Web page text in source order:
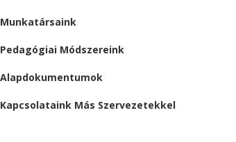
Munkatársaink
Pedagógiai Módszereink
Alapdokumentumok
Kapcsolataink Más Szervezetekkel